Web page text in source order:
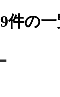
件の